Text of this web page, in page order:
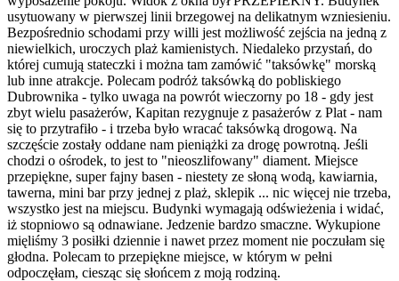
usytuowany w pierwszej linii brzegowej na delikatnym wzniesieniu.
Bezpośrednio schodami przy willi jest możliwość zejścia na jedną z
niewielkich, uroczych plaż kamienistych. Niedaleko przystań, do
której cumują stateczki i można tam zamówić "taksówkę" morską
lub inne atrakcje. Polecam podróż taksówką do pobliskiego
Dubrownika - tylko uwaga na powrót wieczorny po 18 - gdy jest
zbyt wielu pasażerów, Kapitan rezygnuje z pasażerów z Plat - nam
się to przytrafiło - i trzeba było wracać taksówką drogową. Na
szczęście zostały oddane nam pieniążki za drogę powrotną. Jeśli
chodzi o ośrodek, to jest to "nieoszlifowany" diament. Miejsce
przepiękne, super fajny basen - niestety ze słoną wodą, kawiarnia,
tawerna, mini bar przy jednej z plaż, sklepik ... nic więcej nie trzeba,
wszystko jest na miejscu. Budynki wymagają odświeżenia i widać,
iż stopniowo są odnawiane. Jedzenie bardzo smaczne. Wykupione
mięliśmy 3 posiłki dziennie i nawet przez moment nie poczułam się
głodna. Polecam to przepiękne miejsce, w którym w pełni
odpoczęłam, ciesząc się słońcem z moją rodziną.